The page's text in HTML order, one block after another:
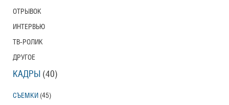
ОТРЫВОК
ИНТЕРВЬЮ
ТВ-РОЛИК
ДРУГОЕ
КАДРЫ (40)
СЪЕМКИ (45)